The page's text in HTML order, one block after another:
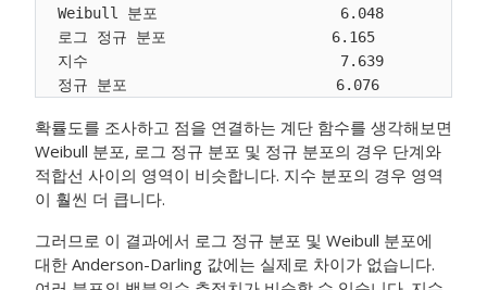
Weibull 분포                     6.048
로그 정규 분포                   6.165
지수                             7.639
확률도를 조사하고 점을 연결하는 계단 함수를 생각해보면
Weibull 분포, 로그 정규 분포 및 정규 분포의 경우 단계와
적합선 사이의 영역이 비슷합니다. 지수 분포의 경우 영역
이 훨씬 더 큽니다.
그러므로 이 결과에서 로그 정규 분포 및 Weibull 분포에
대한 Anderson-Darling 값에는 실제로 차이가 없습니다.